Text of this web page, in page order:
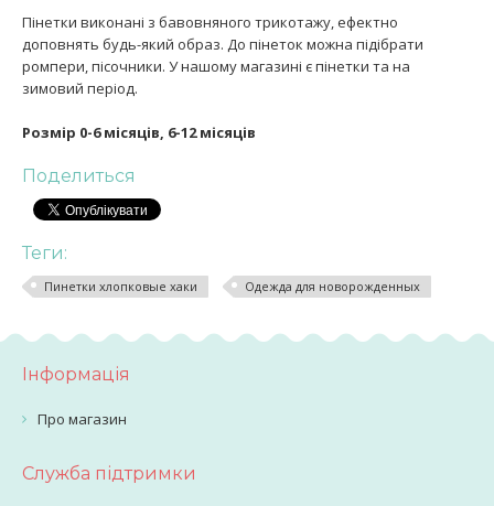
Пінетки виконані з бавовняного трикотажу, ефектно
доповнять будь-який образ. До пінеток можна підібрати
ромпери, пісочники. У нашому магазині є пінетки та на
зимовий період.
Розмір 0-6 місяців, 6-12 місяців
Поделиться
Теги:
Пинетки хлопковые хаки Одежда для новорожденных
Інформація
Про магазин
Служба підтримки